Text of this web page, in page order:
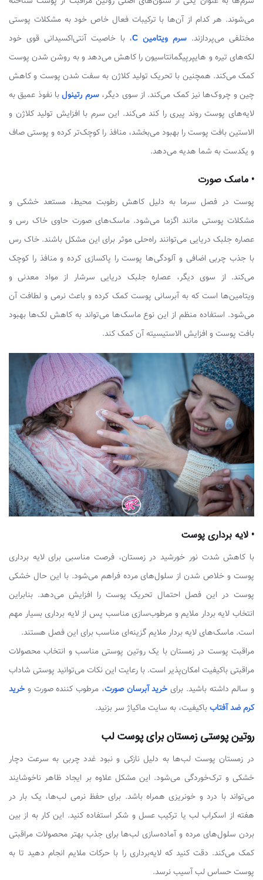
می‌شوند. هر کدام از آن‌ها با ترکیبات فعال خاص خود به مشکلات پوستی
مختلفی می‌پردازند. سرم ویتامین C
، با خاصیت آنتی‌اکسیدانی قوی خود
لکه‌های تیره و هایپرپیگمانتاسیون را کاهش می‌دهد و به روشن شدن پوست
کمک می‌کند. همچنین با تحریک تولید کلاژن به سفت شدن پوست و کاهش
چین و چروک‌ها نیز کمک می‌کند. از سوی دیگر،سرم رتینولبا نفوذ عمیق به
لایه‌های پوست روند پیری را کند می‌کند. این سرم با افزایش تولید کلاژن و
الاستین بافت پوست را بهبود می‌بخشد، منافذ را کوچک‌تر کرده و پوستی صاف
و یکدست به شما هدیه می‌دهد.
• ماسک صورت
پوست در فصل سرما به دلیل کاهش رطوبت محیط، مستعد خشکی و
مشکلات پوستی مانند اگزما می‌شود. ماسک‌های صورت حاوی خاک رس و
عصاره جلبک دریایی می‌توانند راه‌حلی موثر برای این مشکل باشند. خاک رس
با جذب چربی اضافی و آلودگی‌ها پوست را پاکسازی کرده و منافذ را کوچک
می‌کند. از سوی دیگر، عصاره جلبک دریایی سرشار از مواد معدنی و
ویتامین‌ها است که به آبرسانی پوست کمک کرده و باعث نرمی و لطافت آن
می‌شود. استفاده منظم از این نوع ماسک‌ها می‌تواند به کاهش لک‌ها بهبود
بافت پوست و افزایش الاستیسیته آن کمک کند.
• لایه برداری پوست
با کاهش شدت نور خورشید در زمستان، فرصت مناسبی برای لایه برداری
پوست و خلاص شدن از سلول‌های مرده فراهم می‌شود. با این حال خشکی
پوست در این فصل احتمال تحریک پوست را افزایش می‌دهد. بنابراین
انتخاب لایه بردار ملایم و مرطوب‌سازی مناسب پس از لایه برداری بسیار مهم
است. ماسک‌های لایه بردار ملایم گزینه‌ای مناسب برای این فصل هستند.
مراقبت پوست در زمستان با یک روتین پوستی مناسب و انتخاب محصولات
مراقبتی باکیفیت امکان‌پذیر است. با رعایت این نکات می‌توانید پوستی شاداب
و سالم داشته باشید. برای خرید آبرسان صورت، مرطوب کننده صورت و خرید
کرم ضد آفتابباکیفیت، به سایت ماکیاژ سر بزنید.
روتین پوستی زمستان برای پوست لب
در زمستان پوست لب‌ها به دلیل نازکی و نبود غدد چربی به سرعت دچار
خشکی و ترک‌خوردگی می‌شود. این مشکل علاوه بر ایجاد ظاهر ناخوشایند
می‌تواند با درد و خونریزی همراه باشد. برای حفظ نرمی لب‌ها، یک بار در
هفته از اسکراب لب یا ترکیب عسل و شکر استفاده کنید. این کار به از بین
بردن سلول‌های مرده و آماده‌سازی لب‌ها برای جذب بهتر محصولات مراقبتی
کمک می‌کند. دقت کنید که لایه‌برداری را با حرکات ملایم انجام دهید تا به
پوست حساس لب آسیب نرسد.